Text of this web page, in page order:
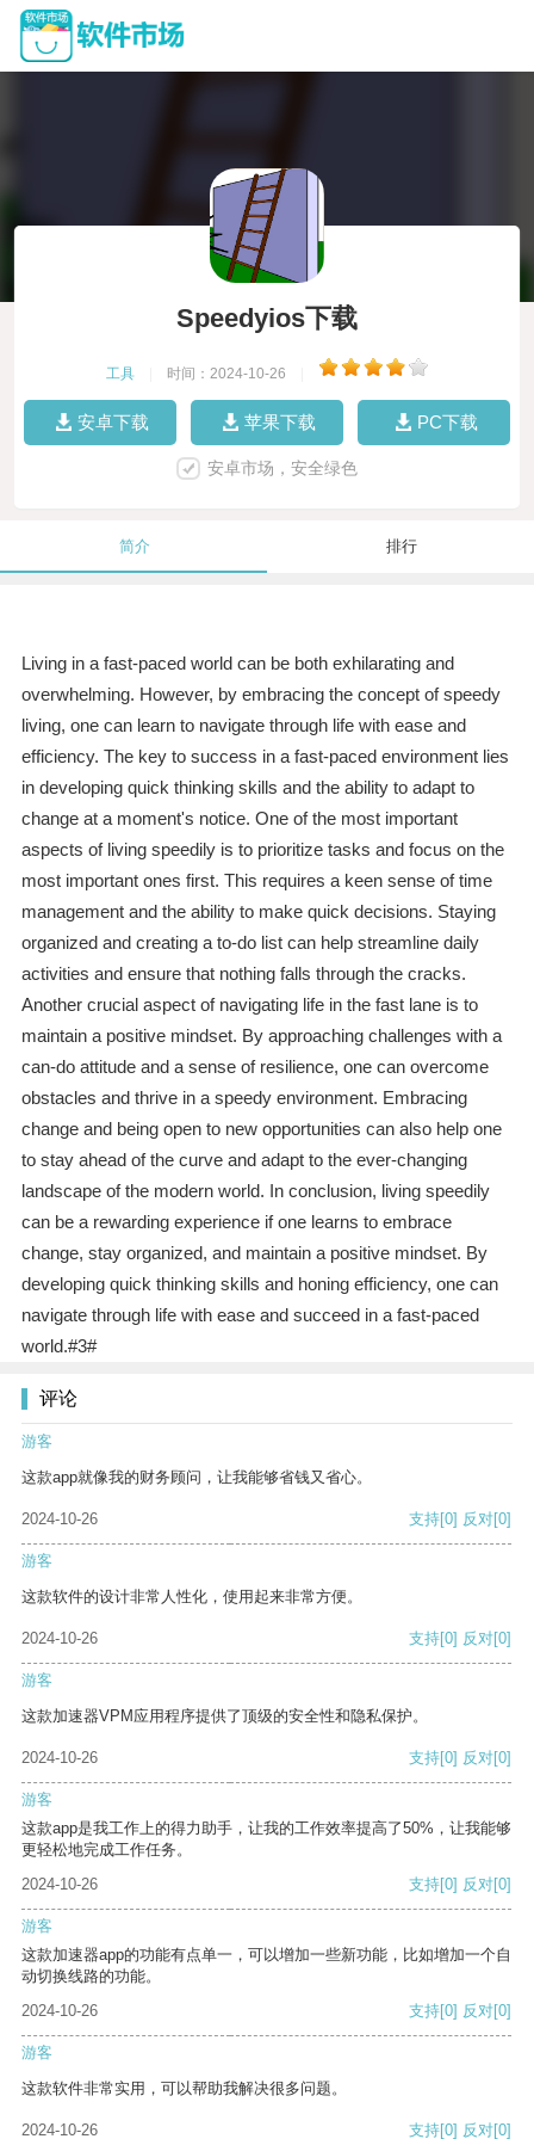
Speedyios下载
工具 时间：2024-10-26
安卓下载 苹果下载 PC下载
安卓市场，安全绿色
简介 排行
Living in a fast-paced world can be both exhilarating and
overwhelming. However, by embracing the concept of speedy
living, one can learn to navigate through life with ease and
efficiency. The key to success in a fast-paced environment lies
in developing quick thinking skills and the ability to adapt to
change at a moment's notice. One of the most important
aspects of living speedily is to prioritize tasks and focus on the
most important ones first. This requires a keen sense of time
management and the ability to make quick decisions. Staying
organized and creating a to-do list can help streamline daily
activities and ensure that nothing falls through the cracks.
Another crucial aspect of navigating life in the fast lane is to
maintain a positive mindset. By approaching challenges with a
can-do attitude and a sense of resilience, one can overcome
obstacles and thrive in a speedy environment. Embracing
change and being open to new opportunities can also help one
to stay ahead of the curve and adapt to the ever-changing
landscape of the modern world. In conclusion, living speedily
can be a rewarding experience if one learns to embrace
change, stay organized, and maintain a positive mindset. By
developing quick thinking skills and honing efficiency, one can
navigate through life with ease and succeed in a fast-paced
world.#3#
评论
游客
这款app就像我的财务顾问，让我能够省钱又省心。
2024-10-26 支持[0] 反对[0]
游客
这款软件的设计非常人性化，使用起来非常方便。
2024-10-26 支持[0] 反对[0]
游客
这款加速器VPM应用程序提供了顶级的安全性和隐私保护。
2024-10-26 支持[0] 反对[0]
游客
这款app是我工作上的得力助手，让我的工作效率提高了50%，让我能够
更轻松地完成工作任务。
2024-10-26
支持[0] 反对[0]
游客
这款加速器app的功能有点单一，可以增加一些新功能，比如增加一个自
动切换线路的功能。
2024-10-26
支持[0] 反对[0]
游客
这款软件非常实用，可以帮助我解决很多问题。
2024-10-26 支持[0] 反对[0]